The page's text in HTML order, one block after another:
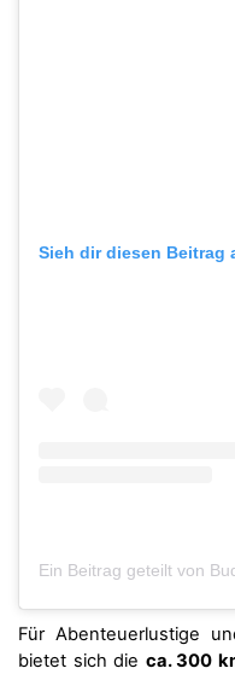
Sieh dir diesen Beitrag
Für Abenteuerlustige
bietet sich die ca. 300